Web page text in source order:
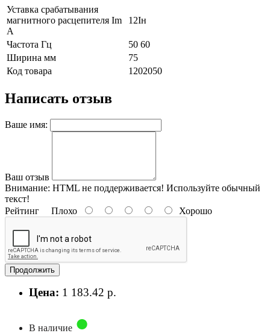
Уставка срабатывания
магнитного расцепителя Im
А
12Iн
Частота Гц
50 60
Ширина мм
75
Код товара
1202050
Написать отзыв
Ваше имя:
Ваш отзыв
Внимание: HTML не поддерживается! Используйте обычный
текст!
Рейтинг Плохо Хорошо
Продолжить
Цена: 1 183.42 р.
В наличие